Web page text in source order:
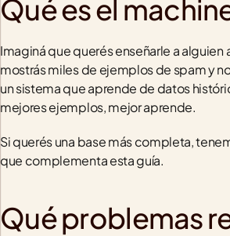
Qué es el
Imaginá que querés enseñarle a
mostrás miles de ejemplos de spam y
un sistema que aprende de datos
mejores ejemplos, mejor aprende.
Si querés una base más completa,
que complementa esta guía.
Qué problemas